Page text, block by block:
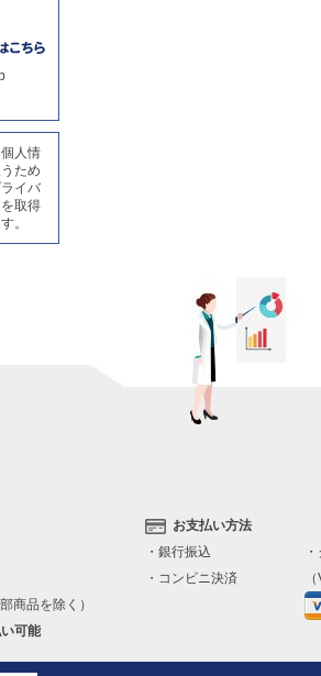
人情
ため
イバ
取得
。
商品を除く）
可能
お支払い方法
・銀行振込
・コンビニ決済